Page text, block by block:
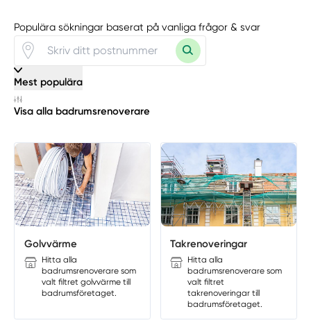
Välj tillvägagångssätt
Populära sökningar baserat på vanliga frågor & svar
Mest populära
Visa alla badrumsrenoverare
Golvvärme
Hitta alla
badrumsrenoverare som
valt filtret golvvärme till
badrumsföretaget.
Takrenoveringar
Hitta alla
badrumsrenoverare som
valt filtret
takrenoveringar till
badrumsföretaget.